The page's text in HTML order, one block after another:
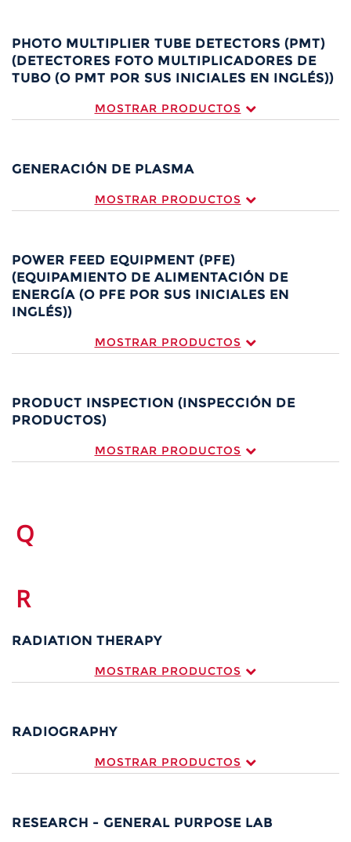
PHOTO MULTIPLIER TUBE DETECTORS (PMT)
(DETECTORES FOTO MULTIPLICADORES DE
TUBO (O PMT POR SUS INICIALES EN INGLÉS))
MOSTRAR PRODUCTOS
GENERACIÓN DE PLASMA
MOSTRAR PRODUCTOS
POWER FEED EQUIPMENT (PFE)
(EQUIPAMIENTO DE ALIMENTACIÓN DE
ENERGÍA (O PFE POR SUS INICIALES EN
INGLÉS))
MOSTRAR PRODUCTOS
PRODUCT INSPECTION (INSPECCIÓN DE
PRODUCTOS)
MOSTRAR PRODUCTOS
Q
R
RADIATION THERAPY
MOSTRAR PRODUCTOS
RADIOGRAPHY
MOSTRAR PRODUCTOS
RESEARCH - GENERAL PURPOSE LAB